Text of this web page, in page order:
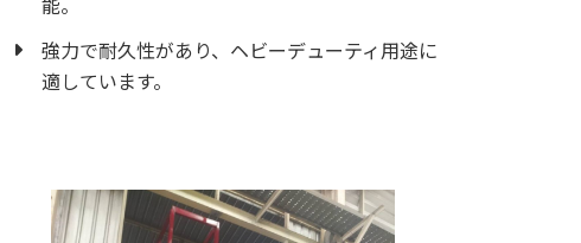
強力で耐久性があり、ヘビーデューティ用途に
適しています。